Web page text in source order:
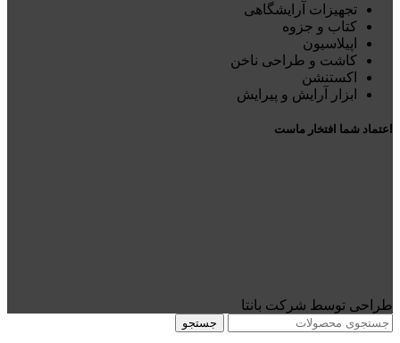
تجهیزات آرایشگاهی
کتاب و جزوه
اپیلاسیون
کاشت و طراحی ناخن
اکستنشن
ابزار آرایش و پیرایش
اعتماد شما افتخار ماست
طراحی توسط شرکت بانتا
جستجو